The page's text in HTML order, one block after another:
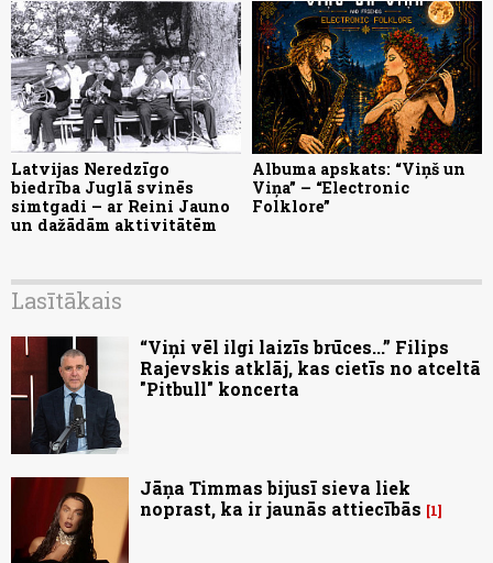
Latvijas Neredzīgo
biedrība Juglā svinēs
simtgadi – ar Reini Jauno
un dažādām aktivitātēm
Albuma apskats: “Viņš un
Viņa” – “Electronic
Folklore”
Lasītākais
“Viņi vēl ilgi laizīs brūces...” Filips
Rajevskis atklāj, kas cietīs no atceltā
"Pitbull" koncerta
Jāņa Timmas bijusī sieva liek
noprast, ka ir jaunās attiecībās
1